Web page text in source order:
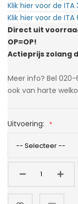
Klik hier voor de ITA
Klik hier voor de
Direct uit
OP=OP!
Actieprijs zolang
Meer info? Bel 020-
ook van harte
Uitvoering: